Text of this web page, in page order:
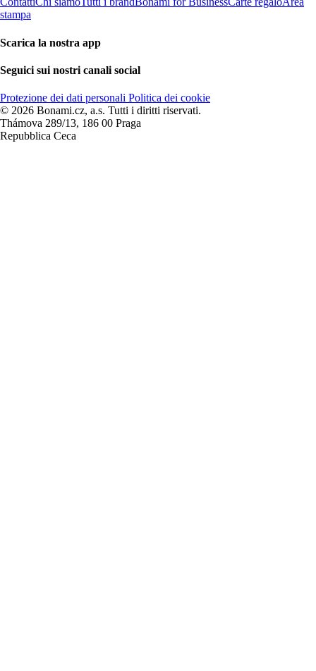
stampa
Scarica la nostra app
Seguici sui nostri canali social
Protezione dei dati personali Politica dei cookie
© 2026 Bonami.cz, a.s. Tutti i diritti riservati.
Thámova 289/13, 186 00 Praga
Repubblica Ceca